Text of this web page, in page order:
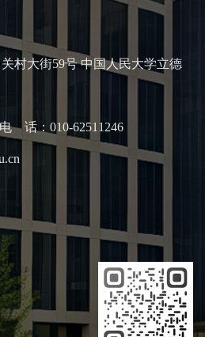
村大街59号 中国人民大学立德
话：010-62511246